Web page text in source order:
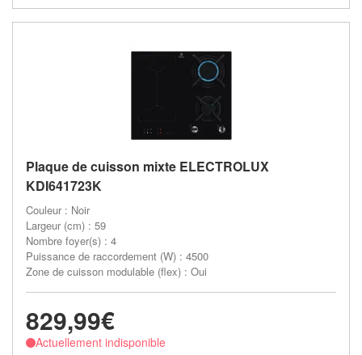
Plaque de cuisson mixte ELECTROLUX
KDI641723K
Couleur : Noir
Largeur (cm) : 59
Nombre foyer(s) : 4
Puissance de raccordement (W) : 4500
Zone de cuisson modulable (flex) : Oui
829,99€
Actuellement indisponible